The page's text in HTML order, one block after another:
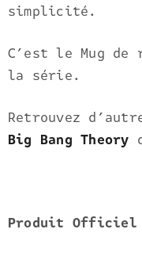
simplicité.
C’est le Mug
la série.
Retrouvez
Big Bang Theory
Produit Officiel